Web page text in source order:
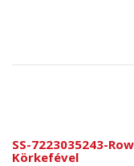
SS-7223035243-
Körkefével